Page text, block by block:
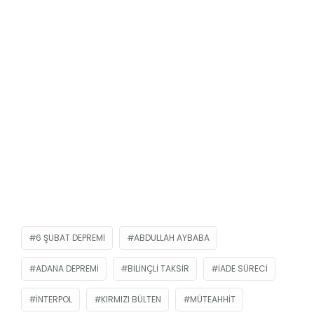
6 ŞUBAT DEPREMI ABDULLAH AYBABA
ADANA DEPREMI BILINÇLI TAKSIR IADE SÜRECI
INTERPOL KIRMIZI BÜLTEN MÜTEAHHIT